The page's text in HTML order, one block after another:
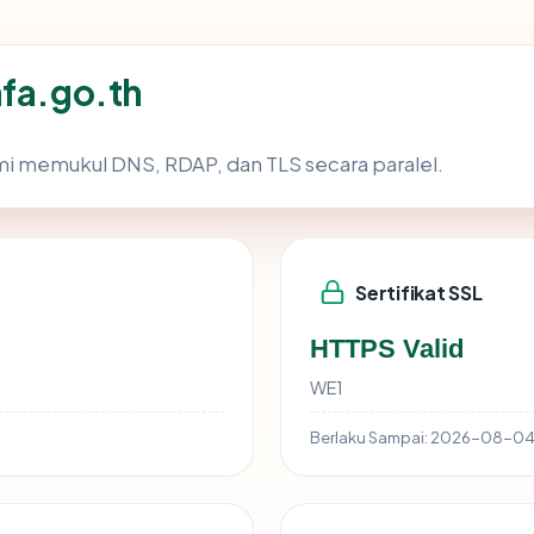
memukul DNS, RDAP, dan TLS secara paralel.
Sertifikat SSL
HTTPS Valid
WE1
Berlaku Sampai: 2026-08-04